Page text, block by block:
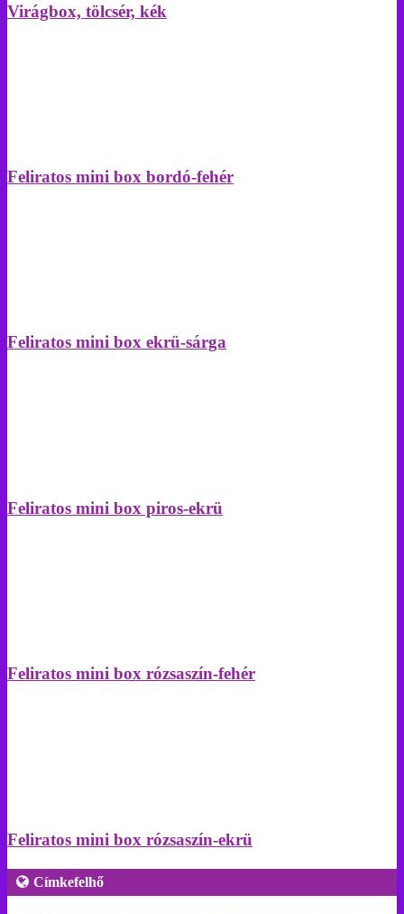
Virágbox, tölcsér, kék
Feliratos mini box bordó-fehér
Feliratos mini box ekrü-sárga
Feliratos mini box piros-ekrü
Feliratos mini box rózsaszín-fehér
Feliratos mini box rózsaszín-ekrü
Címkefelhő